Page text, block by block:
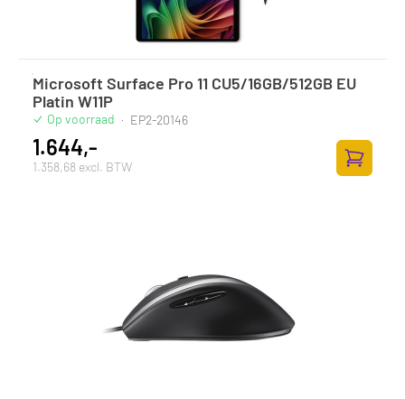
Microsoft Surface Pro 11 CU5/16GB/512GB EU
Platin W11P
Op voorraad · EP2-20146
1.644,-
1.358,68 excl. BTW